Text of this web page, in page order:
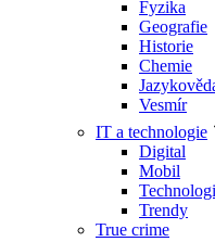
Fyzika
Geografie
Historie
Chemie
Vesmír
IT a technologie
Digital
Mobil
Trendy
True crime